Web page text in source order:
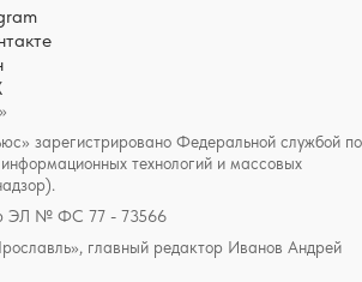
зарегистрировано Федеральной службой по
технологий и массовых
ЭЛ № ФС 77 - 73566
главный редактор Иванов Андрей